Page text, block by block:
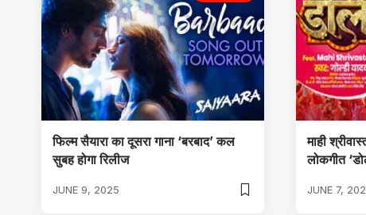
फिल्म सैयारा का दूसरा गाना ‘बरबाद’ कल
सुबह होगा रिलीज
JUNE 9, 2025
माही
लोकगीत
JUNE 7,